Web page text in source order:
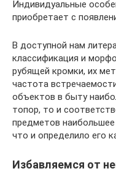
Индивидуальные
приобретает с
В доступной нам
классификация и
рубящей кромки, их
частота
объектов в быту
топор, то и
предметов
что и определило его
Избавляемся от